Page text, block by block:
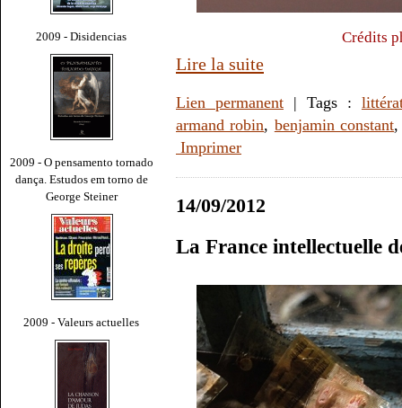
2009 - Disidencias
2009 - O pensamento tornado
dança. Estudos em torno de
George Steiner
2009 - Valeurs actuelles
Crédits
Lire la suite
Lien permanent | Tags :
armand robin, benjamin constant
Imprimer
14/09/2012
La France intellectuelle